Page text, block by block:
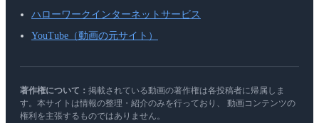
ハローワークインターネットサービス
YouTube（動画の元サイト）
著作権について： 掲載されている動画の著作権は各投稿者に帰属しま
す。本サイトは情報の整理・紹介のみを行っており、 動画コンテンツの
権利を主張するものではありません。